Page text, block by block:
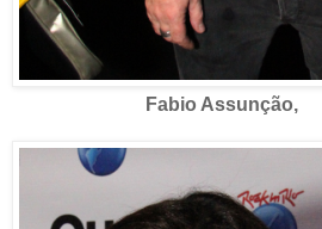
Fabio Assunção,